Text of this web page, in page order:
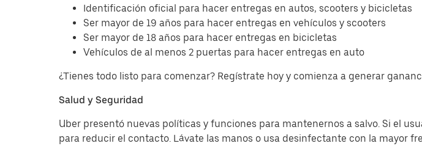
Identificación oficial para hacer entregas en autos, scooters y bicicletas
Ser mayor de 19 años para hacer entregas en vehículos y scooters
Ser mayor de 18 años para hacer entregas en bicicletas
Vehículos de al menos 2 puertas para hacer entregas en auto
¿Tienes todo listo para comenzar? Regístrate hoy y comienza a generar
Salud y Seguridad
Uber presentó nuevas políticas y funciones para mantenernos a salvo. Si el
para reducir el contacto. Lávate las manos o usa desinfectante con la mayor